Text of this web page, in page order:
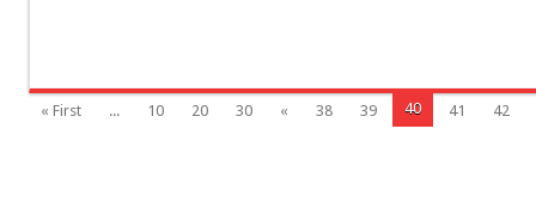
« First ... 10 20 30 « 38 39 40 41 42